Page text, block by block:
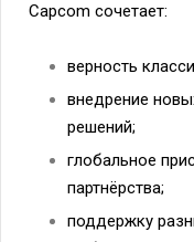
Capcom сочетает:
верность
внедрение
решений;
глобальное
партнёрства;
поддержку